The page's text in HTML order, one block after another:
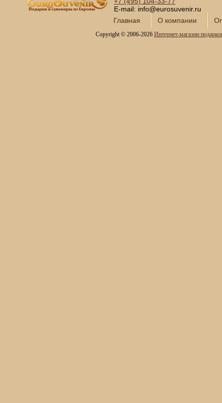
E-mail: info@eurosuvenir.ru
Главная
О компании
Copyright © 2006-2026 Интернет-магазин